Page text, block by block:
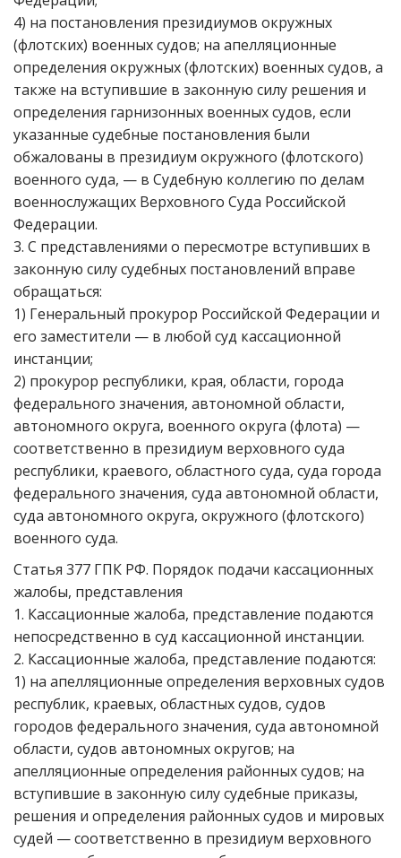
4) на постановления президиумов окружных
(флотских) военных судов; на апелляционные
определения окружных (флотских) военных судов, а
также на вступившие в законную силу решения и
определения гарнизонных военных судов, если
указанные судебные постановления были
обжалованы в президиум окружного (флотского)
военного суда, — в Судебную коллегию по делам
военнослужащих Верховного Суда Российской
Федерации.
3. С представлениями о пересмотре вступивших в
законную силу судебных постановлений вправе
обращаться:
1) Генеральный прокурор Российской Федерации и
его заместители — в любой суд кассационной
инстанции;
2) прокурор республики, края, области, города
федерального значения, автономной области,
автономного округа, военного округа (флота) —
соответственно в президиум верховного суда
республики, краевого, областного суда, суда города
федерального значения, суда автономной области,
суда автономного округа, окружного (флотского)
военного суда.
Статья 377 ГПК РФ. Порядок подачи кассационных
жалобы, представления
1. Кассационные жалоба, представление подаются
непосредственно в суд кассационной инстанции.
2. Кассационные жалоба, представление подаются:
1) на апелляционные определения верховных судов
республик, краевых, областных судов, судов
городов федерального значения, суда автономной
области, судов автономных округов; на
апелляционные определения районных судов; на
вступившие в законную силу судебные приказы,
решения и определения районных судов и мировых
судей — соответственно в президиум верховного